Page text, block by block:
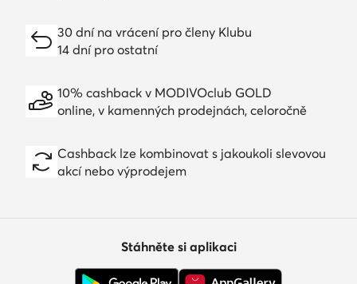
30 dní na vrácení pro členy Klubu
14 dní pro ostatní
10% cashback v MODIVOclub GOLD
online, v kamenných prodejnách, celoročně
Cashback lze kombinovat s jakoukoli slevovou
akcí nebo výprodejem
Stáhněte si aplikaci